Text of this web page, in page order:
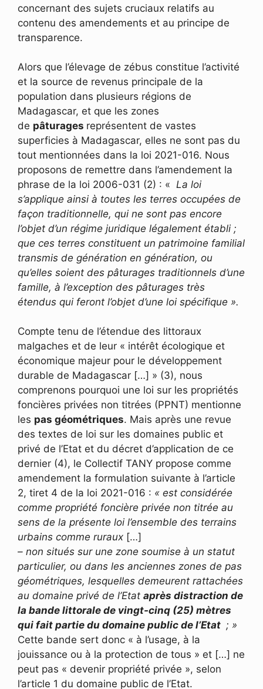
concernant des sujets cruciaux relatifs au
contenu des amendements et au principe de
transparence.
Alors que l’élevage de zébus constitue l’activité
et la source de revenus principale de la
population dans plusieurs régions de
Madagascar, et que les zones
de pâturages représentent de vastes
superficies à Madagascar, elles ne sont pas du
tout mentionnées dans la loi 2021-016. Nous
proposons de remettre dans l’amendement la
phrase de la loi 2006-031 (2) : « La loi
s’applique ainsi à toutes les terres occupées de
façon traditionnelle, qui ne sont pas encore
l’objet d’un régime juridique légalement établi ;
que ces terres constituent un patrimoine familial
transmis de génération en génération, ou
qu’elles soient des pâturages traditionnels d’une
famille, à l’exception des pâturages très
étendus qui feront l’objet d’une loi spécifique ».
Compte tenu de l’étendue des littoraux
malgaches et de leur « intérêt écologique et
économique majeur pour le développement
durable de Madagascar […] » (3), nous
comprenons pourquoi une loi sur les propriétés
foncières privées non titrées (PPNT) mentionne
les pas géométriques. Mais après une revue
des textes de loi sur les domaines public et
privé de l’Etat et du décret d’application de ce
dernier (4), le Collectif TANY propose comme
amendement la formulation suivante à l’article
2, tiret 4 de la loi 2021-016 : « est considérée
comme propriété foncière privée non titrée au
sens de la présente loi l’ensemble des terrains
urbains comme ruraux […]
– non situés sur une zone soumise à un statut
particulier, ou dans les anciennes zones de pas
géométriques, lesquelles demeurent rattachées
au domaine privé de l’Etat après distraction de
la bande littorale de vingt-cinq (25) mètres
qui fait partie du domaine public de l’Etat ; »
Cette bande sert donc « à l’usage, à la
jouissance ou à la protection de tous » et […] ne
peut pas « devenir propriété privée », selon
l’article 1 du domaine public de l’Etat.